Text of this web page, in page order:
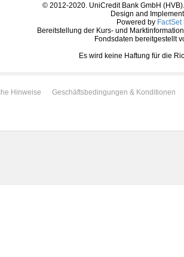
© 2012-2020. UniCredit Bank GmbH
Design and
Powered by
Bereitstellung der Kurs- und
Fondsdaten bereitgestellt
Es wird keine Haftung für die
Hinweise
Geschäftsbedingungen & Konditionen